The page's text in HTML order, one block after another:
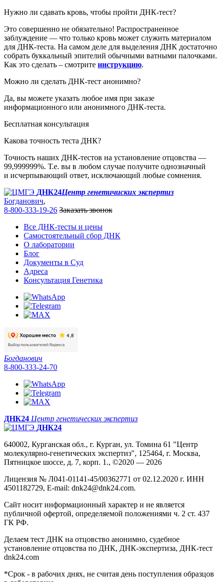
Нужно ли сдавать кровь, чтобы пройти ДНК-тест?
Это совершенно не обязательно! Распространенное
заблуждение — что только кровь может служить материалом
для ДНК-теста. На самом деле для выделения ДНК достаточно
собрать буккальный эпителий обычными ватными палочками.
Как это сделать – смотрите инструкцию.
Можно ли сделать ДНК-тест анонимно?
Да, вы можете указать любое имя при заказе
информационного или анонимного ДНК-теста.
Бесплатная консультация
Какова точность теста ДНК?
Точность наших ДНК-тестов на установление отцовства —
99,999999%. Т.е. вы в любом случае получите однозначный
и исчерпывающий ответ, исключающий любые сомнения.
ДНК24Центр генетичиских экспертиз
Богданович,
8-800-333-19-26 Заказать звонок
Все ДНК-тесты и цены
Самостоятельный сбор ДНК
О лаборатории
Блог
Документы в Суд
Адреса
Консультация Генетика
Богданович
8-800-333-24-70
ДНК24 Центр генетических экспертиз
ДНК24
640002, Курганская обл., г. Курган, ул. Томина 61 "Центр
молекулярно-генетических экспертиз", 125464, г. Москва,
Пятницкое шоссе, д. 7, корп. 1., ©2020 — 2026
Лицензия № Л041-01141-45/00362771 от 02.12.2020 г. ИНН
4501182729, E-mail: dnk24@dnk24.com.
Сайт носит информационный характер и не является
публичной офертой, определяемой положениями ч. 2 ст. 437
ГК РФ.
Делаем тест ДНК на отцовство анонимно, судебное
установление отцовства по ДНК, ДНК-экспертиза, ДНК-тест
dnk24.com
*Срок - в рабочих днях, не считая день поступления образцов